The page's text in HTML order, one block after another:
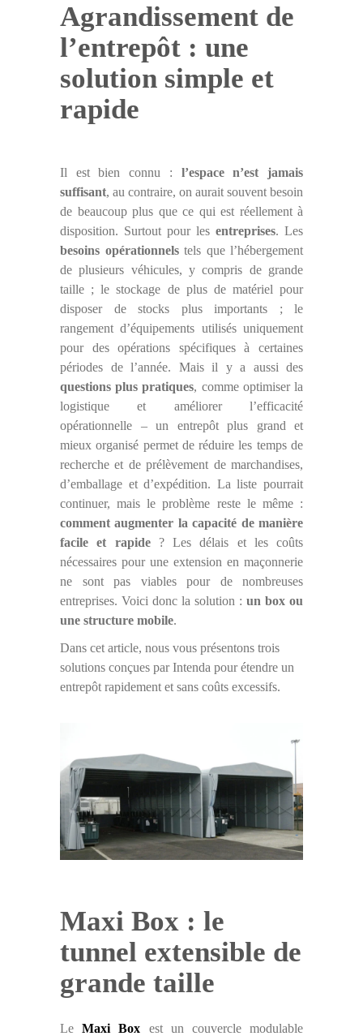
Agrandissement de
l’entrepôt : une
solution simple et
rapide
Il est bien connu : l’espace n’est jamais
suffisant, au contraire, on aurait souvent besoin
de beaucoup plus que ce qui est réellement à
disposition. Surtout pour les entreprises. Les
besoins opérationnelstels que l’hébergement
de plusieurs véhicules, y compris de grande
taille ; le stockage de plus de matériel pour
disposer de stocks plus importants ; le
rangement d’équipements utilisés uniquement
pour des opérations spécifiques à certaines
périodes de l’année. Mais il y a aussi des
questions plus pratiques, comme optimiser la
logistique et améliorer l’efficacité
opérationnelle – un entrepôt plus grand et
mieux organisé permet de réduire les temps de
recherche et de prélèvement de marchandises,
d’emballage et d’expédition. La liste pourrait
continuer, mais le problème reste le même :
comment augmenter la capacité de manière
facile et rapide? Les délais et les coûts
nécessaires pour une extension en maçonnerie
ne sont pas viables pour de nombreuses
entreprises. Voici donc la solution : un box ou
une structure mobile.
Dans cet article, nous vous présentons trois
solutions conçues par Intenda pour étendre un
entrepôt rapidement et sans coûts excessifs.
Maxi Box : le
tunnel extensible de
grande taille
LeMaxi Box est un couvercle modulable